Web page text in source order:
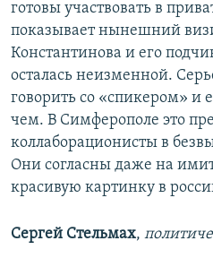
готовы участвовать в
показывает нынешний
Константинова и его
осталась неизменной.
говорить со «спикером» и
чем. В Симферополе это
коллаборационисты в
Они согласны даже на
красивую картинку в
Сергей Стельмах,